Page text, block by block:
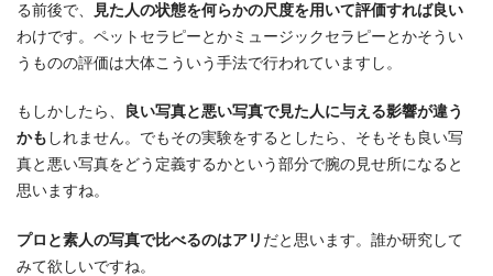
る前後で、
見た人の状態を何らかの尺度を用いて評価すれば良い
わけです。ペットセラピーとかミュージックセラピーとかそうい
うものの評価は大体こういう手法で行われていますし。
もしかしたら、
良い写真と悪い写真で見た人に与える影響が違う
かも しれません。でもその実験をするとしたら、そもそも良い写
真と悪い写真をどう定義するかという部分で腕の見せ所になると
思いますね。
プロと素人の写真で比べるのはアリ だと思います。誰か研究して
みて欲しいですね。